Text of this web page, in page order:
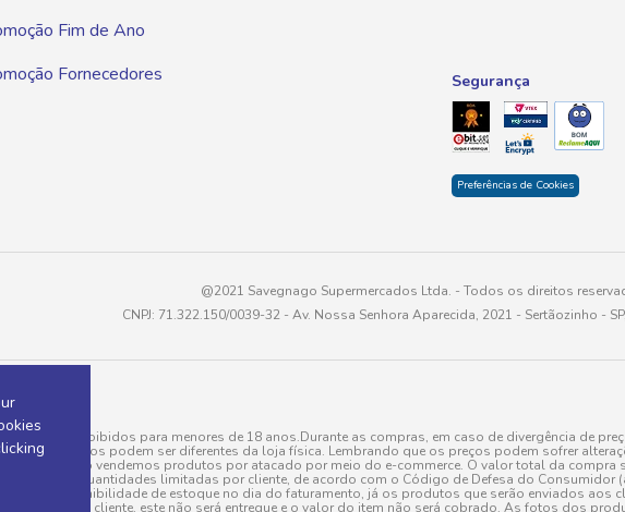
Fim de Ano
Fornecedores
Segurança
Preferências de Cookies
@2021 Savegnago Supermercados Ltda. - Todos os direitos
CNPJ: 71.322.150/0039-32 - Av. Nossa Senhora Aparecida, 2021 - Sertãozinho -
são proibidos para menores de 18 anos.Durante as compras, em caso de divergência de
seus preços podem ser diferentes da loja física. Lembrando que os preços podem sofrer
e não vendemos produtos por atacado por meio do e-commerce. O valor total da
quantidades limitadas por cliente, de acordo com o Código de Defesa do Consumidor
ligada à disponibilidade de estoque no dia do faturamento, já os produtos que serão enviados
pedido do cliente, este não será entregue e o valor do item não será cobrado. As fotos dos